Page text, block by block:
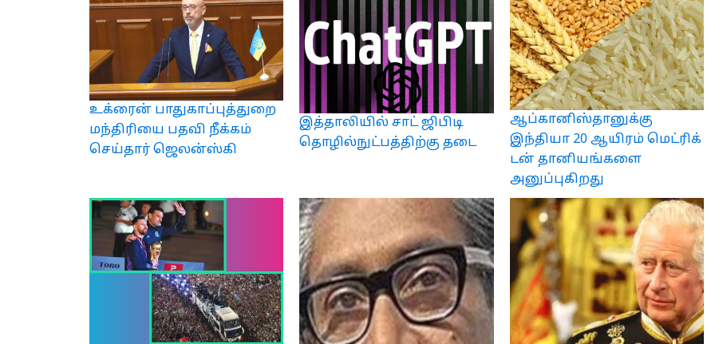
உக்ரைன் பாதுகாப்புத்துறை
மந்திரியை பதவி நீக்கம்
செய்தார் ஜெலன்ஸ்கி
இத்தாலியில் சாட் ஜிபிடி
தொழில்நுட்பத்திற்கு தடை
ஆப்கானிஸ்தானுக்கு
இந்தியா 20 ஆயிரம் மெட்ரிக்
டன் தானியங்களை
அனுப்புகிறது